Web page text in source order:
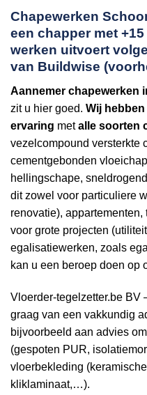
Chapewerken
een chapper met
werken uitvoert
van Buildwise
Aannemer chapewerken
zit u hier goed. Wij hebben
ervaring metalle soorten
vezelcompound versterkte
cementgebonden
hellingschape,
dit zowel voor particuliere
renovatie),
voor grote projecten
egalisatiewerken, zoals
kan u een beroep doen op
Vloerder-tegelzetter.be BV
graag van een vakkundig
bijvoorbeeld aan advies
(gespoten PUR,
vloerbekleding
kliklaminaat,…).